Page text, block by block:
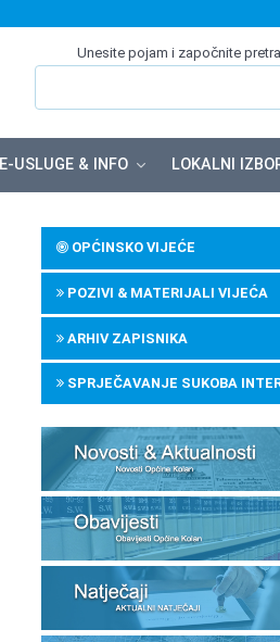
Unesite pojam i započnite
E-USLUGE & INFO LOKALNI
OPĆINSKO VIJEĆE
POZIVI & MATERIJALI VIJEĆA
ARHIV ZAPISNIKA
SPRJEČAVANJE SUKOBA